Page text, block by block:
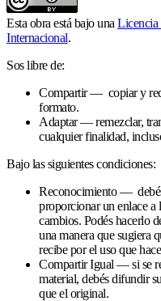
Esta obra está bajo una Licencia
Internacional.
Sos libre de:
Compartir — copiar y
formato.
Adaptar — remezclar,
cualquier finalidad,
Bajo las siguientes condiciones:
Reconocimiento —
proporcionar un enlace a
cambios. Podés hacerlo
una manera que sugiera
recibe por el uso que
Compartir Igual — si se
material, debés difundir
que el original.